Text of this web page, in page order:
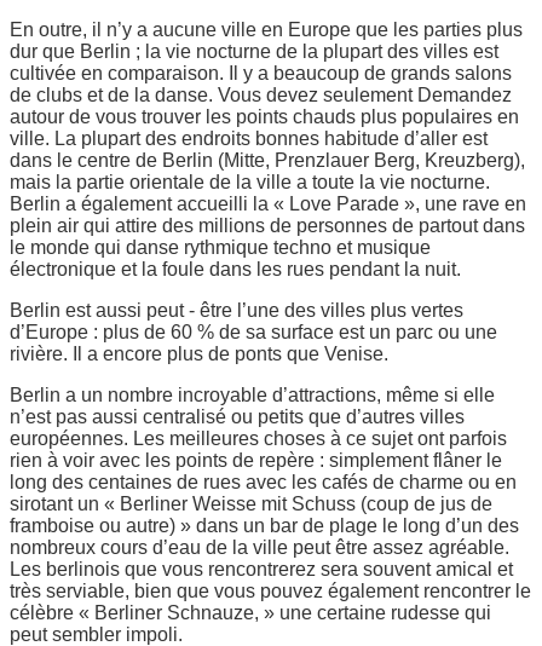
En outre, il n’y a aucune ville en Europe que les parties plus
dur que Berlin ; la vie nocturne de la plupart des villes est
cultivée en comparaison. Il y a beaucoup de grands salons
de clubs et de la danse. Vous devez seulement Demandez
autour de vous trouver les points chauds plus populaires en
ville. La plupart des endroits bonnes habitude d’aller est
dans le centre de Berlin (Mitte, Prenzlauer Berg, Kreuzberg),
mais la partie orientale de la ville a toute la vie nocturne.
Berlin a également accueilli la « Love Parade », une rave en
plein air qui attire des millions de personnes de partout dans
le monde qui danse rythmique techno et musique
électronique et la foule dans les rues pendant la nuit.
Berlin est aussi peut - être l’une des villes plus vertes
d’Europe : plus de 60 % de sa surface est un parc ou une
rivière. Il a encore plus de ponts que Venise.
Berlin a un nombre incroyable d’attractions, même si elle
n’est pas aussi centralisé ou petits que d’autres villes
européennes. Les meilleures choses à ce sujet ont parfois
rien à voir avec les points de repère : simplement flâner le
long des centaines de rues avec les cafés de charme ou en
sirotant un « Berliner Weisse mit Schuss (coup de jus de
framboise ou autre) » dans un bar de plage le long d’un des
nombreux cours d’eau de la ville peut être assez agréable.
Les berlinois que vous rencontrerez sera souvent amical et
très serviable, bien que vous pouvez également rencontrer le
célèbre « Berliner Schnauze, » une certaine rudesse qui
peut sembler impoli.